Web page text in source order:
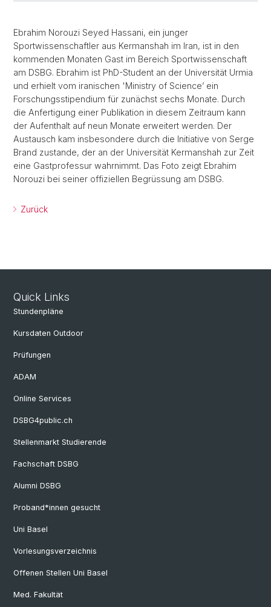
Ebrahim Norouzi Seyed Hassani, ein junger
Sportwissenschaftler aus Kermanshah im Iran, ist in den
kommenden Monaten Gast im Bereich Sportwissenschaft
am DSBG. Ebrahim ist PhD-Student an der Universität Urmia
und erhielt vom iranischen 'Ministry of Science’ ein
Forschungsstipendium für zunächst sechs Monate. Durch
die Anfertigung einer Publikation in diesem Zeitraum kann
der Aufenthalt auf neun Monate erweitert werden. Der
Austausch kam insbesondere durch die Initiative von Serge
Brand zustande, der an der Universität Kermanshah zur Zeit
eine Gastprofessur wahrnimmt. Das Foto zeigt Ebrahim
Norouzi bei seiner offiziellen Begrüssung am DSBG.
Zurück
Quick Links
Stundenpläne
Kursdaten Outdoor
Prüfungen
ADAM
Online Services
DSBG4public.ch
Stellenmarkt Studierende
Fachschaft DSBG
Alumni DSBG
Proband*innen gesucht
Uni Basel
Vorlesungsverzeichnis
Offenen Stellen Uni Basel
Med. Fakultät